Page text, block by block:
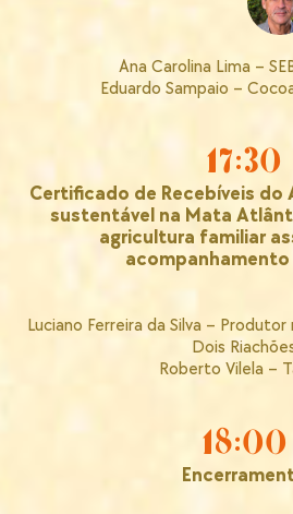
Ana Carolina Lima –
Eduardo Sampaio –
17:30
Certificado de Recebíveis do
sustentável na Mata
agricultura familiar
Luciano Ferreira da Silva –
Dois
Roberto Vilela –
18:00